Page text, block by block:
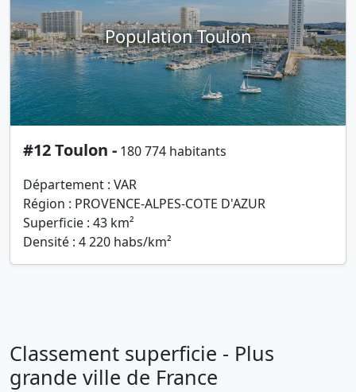
Population Toulon
#12 Toulon - 180 774 habitants
Département : VAR
Région : PROVENCE-ALPES-COTE D'AZUR
Superficie : 43 km²
Densité : 4 220 habs/km²
Classement superficie - Plus
grande ville de France